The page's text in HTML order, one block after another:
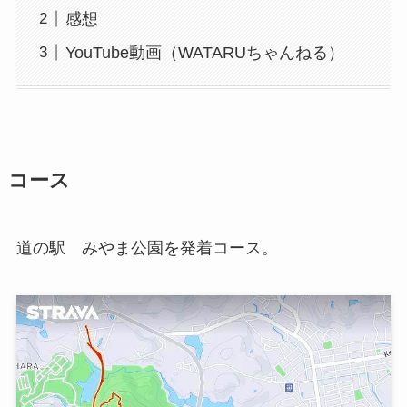
感想
YouTube動画（WATARUちゃんねる）
コース
道の駅 みやま公園を発着コース。